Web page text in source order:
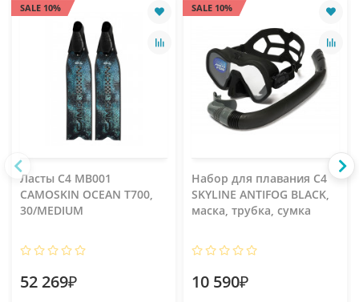
SALE 10%
Ласты C4 MB001
CAMOSKIN OCEAN T700,
30/MEDIUM
52 269₽
SALE 10%
Набор для плавания C4
SKYLINE ANTIFOG BLACK,
маска, трубка, сумка
10 590₽